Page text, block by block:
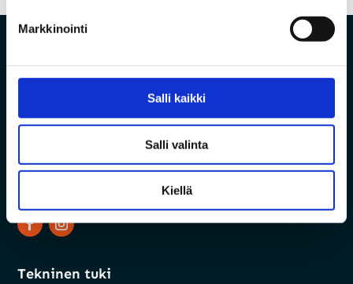
Markkinointi
Salli kaikki
Salli valinta
Kiellä
Vanha Pyhäjärventie 7, 86800 Pyhäsalmi
Tekninen tuki